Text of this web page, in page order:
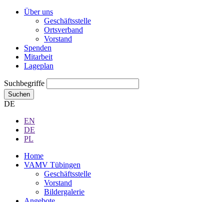
Über uns
Geschäftsstelle
Ortsverband
Vorstand
Spenden
Mitarbeit
Lageplan
Suchbegriffe
Suchen
DE
EN
DE
PL
Home
VAMV Tübingen
Geschäftsstelle
Vorstand
Bildergalerie